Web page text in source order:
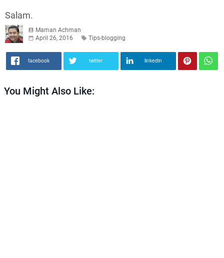
Salam.
Maman Achman
April 26, 2016
Tips-blogging
facebook twitter linkedin
You Might Also Like: